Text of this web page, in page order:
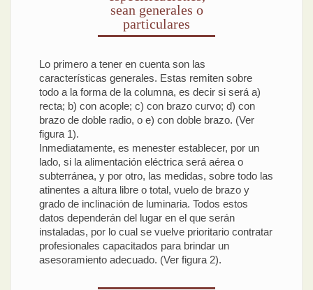
sean generales o
particulares
Lo primero a tener en cuenta son las
características generales. Estas remiten sobre
todo a la forma de la columna, es decir si será a)
recta; b) con acople; c) con brazo curvo; d) con
brazo de doble radio, o e) con doble brazo. (Ver
figura 1).
Inmediatamente, es menester establecer, por un
lado, si la alimentación eléctrica será aérea o
subterránea, y por otro, las medidas, sobre todo las
atinentes a altura libre o total, vuelo de brazo y
grado de inclinación de luminaria. Todos estos
datos dependerán del lugar en el que serán
instaladas, por lo cual se vuelve prioritario contratar
profesionales capacitados para brindar un
asesoramiento adecuado. (Ver figura 2).